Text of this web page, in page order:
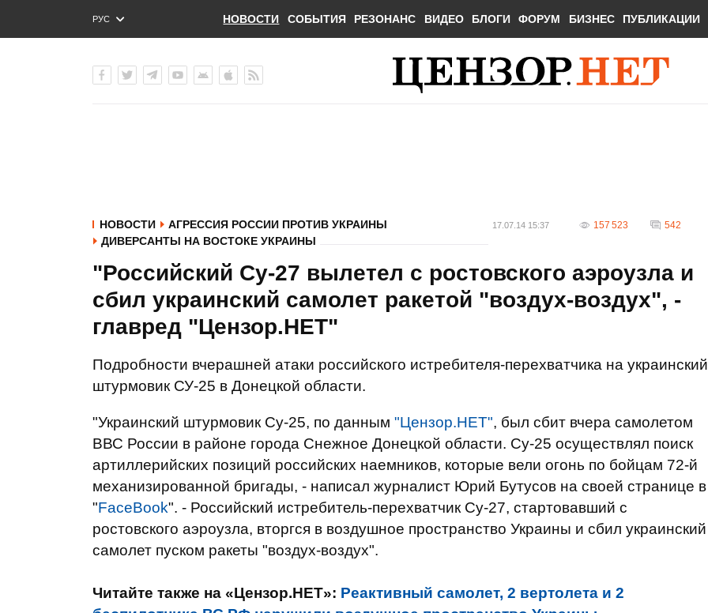
РУС
ENG
НОВОСТИ СОБЫТИЯ РЕЗОНАНС ВИДЕО БЛОГИ ФОРУМ БИЗНЕС ПУБЛИКАЦИИ
НОВОСТИ
АГРЕССИЯ РОССИИ ПРОТИВ УКРАИНЫ
ДИВЕРСАНТЫ НА ВОСТОКЕ УКРАИНЫ
17.07.14 15:37 157 523 542
"Российский Су-27 вылетел с ростовского аэроузла и
сбил украинский самолет ракетой "воздух-воздух", -
главред "Цензор.НЕТ"
Подробности вчерашней атаки российского истребителя-перехватчика на украинский
штурмовик СУ-25 в Донецкой области.
"Украинский штурмовик Су-25, по данным "Цензор.НЕТ", был сбит вчера самолетом
ВВС России в районе города Снежное Донецкой области. Су-25 осуществлял поиск
артиллерийских позиций российских наемников, которые вели огонь по бойцам 72-й
механизированной бригады, - написал журналист Юрий Бутусов на своей странице в
"FaceBook". - Российский истребитель-перехватчик Су-27, стартовавший с
ростовского аэроузла, вторгся в воздушное пространство Украины и сбил украинский
самолет пуском ракеты "воздух-воздух".
Читайте также на «Цензор.НЕТ»: Реактивный самолет, 2 вертолета и 2